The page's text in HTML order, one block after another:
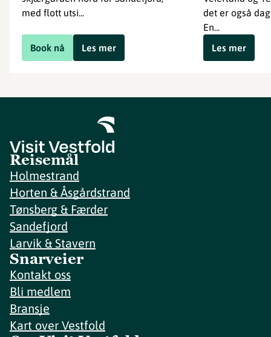
med flott utsi...
Book nå Les mer
det er også
En...
Les mer
Reisemål
Holmestrand
Horten & Åsgårdstrand
Tønsberg & Færder
Sandefjord
Larvik & Stavern
Snarveier
Kontakt oss
Bli medlem
Bransje
Kart over Vestfold